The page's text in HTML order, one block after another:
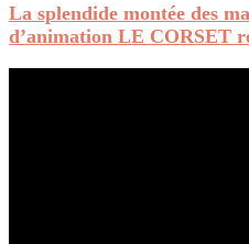
La splendide montée des
d’animation LE CORSET